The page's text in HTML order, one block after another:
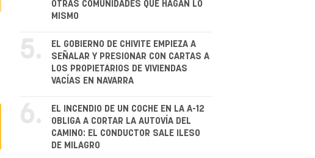
OTRAS COMUNIDADES QUE HAGAN LO
MISMO
5.
EL GOBIERNO DE CHIVITE EMPIEZA A
SEÑALAR Y PRESIONAR CON CARTAS A
LOS PROPIETARIOS DE VIVIENDAS
VACÍAS EN NAVARRA
6.
EL INCENDIO DE UN COCHE EN LA A-12
OBLIGA A CORTAR LA AUTOVÍA DEL
CAMINO: EL CONDUCTOR SALE ILESO
DE MILAGRO